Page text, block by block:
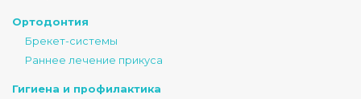
Ортодонтия
Брекет-системы
Раннее лечение прикуса
Гигиена и профилактика